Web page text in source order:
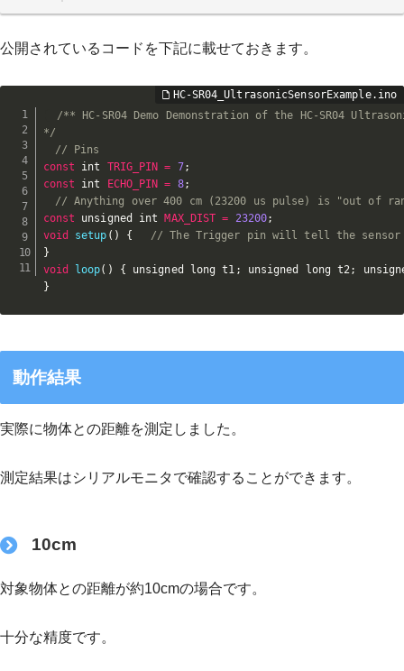
公開されているコードを下記に載せておきます。
/** HC-SR04 Demo Demonstration of the HC-SR04
*/
// Pins
const int TRIG_PIN = 7;
const int ECHO_PIN = 8;
// Anything over 400 cm (23200 us pulse) is "out of
const unsigned int MAX_DIST = 23200;
void
setup ( ) {
// The Trigger pin will tell the sensor to
}
void
loop( ) { unsigned long t1 ; unsigned long t2 ;
}
動作結果
実際に物体との距離を測定しました。
測定結果はシリアルモニタで確認することができます。
10cm
対象物体との距離が約10cmの場合です。
十分な精度です。